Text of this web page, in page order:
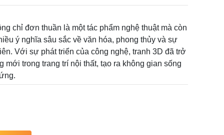
chỉ đơn thuần là một tác phẩm nghệ thuật mà còn
ý nghĩa sâu sắc về văn hóa, phong thủy và sự
Với sự phát triển của công nghệ, tranh 3D đã trở
mới trong trang trí nội thất, tạo ra không gian sống